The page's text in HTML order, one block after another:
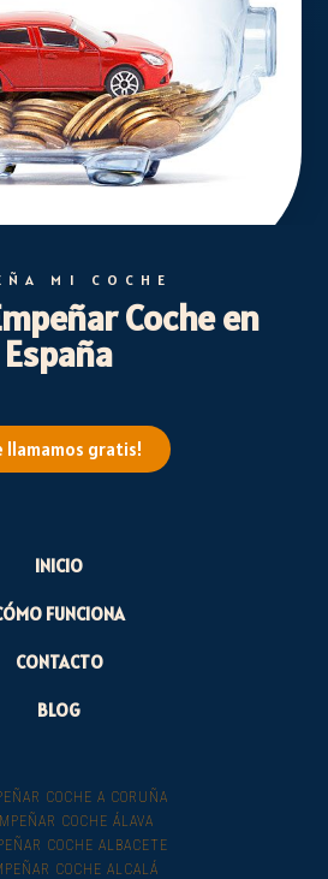
MI COCHE
Coche en
España
llamamos gratis!
INICIO
FUNCIONA
CONTACTO
BLOG
COCHE A CORUÑA
COCHE ÁLAVA
COCHE ALBACETE
COCHE ALCALÁ